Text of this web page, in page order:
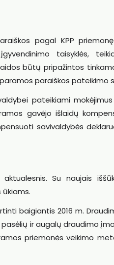
pagal KPP
taisyklės,
būtų pripažintos
paraiškos pateikimo
pateikiami
gavėjo išlaidų
savivaldybės
Su naujais
ūkiams.
baigiantis 2016 m.
ir augalų draudimo
priemonės veikimo